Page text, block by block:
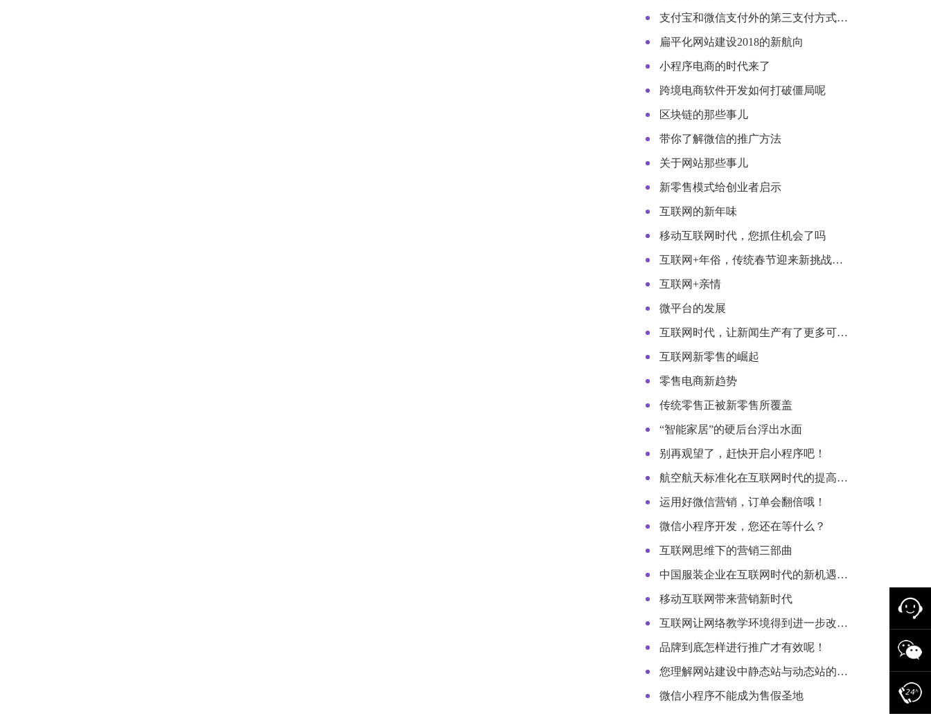
支付宝和微信支付外的第三支付方式…
扁平化网站建设2018的新航向
小程序电商的时代来了
跨境电商软件开发如何打破僵局呢
区块链的那些事儿
带你了解微信的推广方法
关于网站那些事儿
新零售模式给创业者启示
互联网的新年味
移动互联网时代，您抓住机会了吗
互联网+年俗，传统春节迎来新挑战…
互联网+亲情
微平台的发展
互联网时代，让新闻生产有了更多可…
互联网新零售的崛起
零售电商新趋势
传统零售正被新零售所覆盖
“智能家居”的硬后台浮出水面
别再观望了，赶快开启小程序吧！
航空航天标准化在互联网时代的提高…
运用好微信营销，订单会翻倍哦！
微信小程序开发，您还在等什么？
互联网思维下的营销三部曲
中国服装企业在互联网时代的新机遇…
移动互联网带来营销新时代
互联网让网络教学环境得到进一步改…
品牌到底怎样进行推广才有效呢！
您理解网站建设中静态站与动态站的…
微信小程序不能成为售假圣地